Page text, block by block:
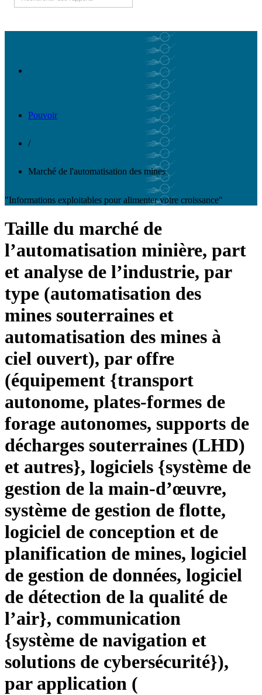
Pouvoir
/
Marché de l'automatisation des mines
"Informations exploitables pour alimenter votre croissance"
Taille du marché de
l’automatisation minière, part
et analyse de l’industrie, par
type (automatisation des
mines souterraines et
automatisation des mines à
ciel ouvert), par offre
(équipement {transport
autonome, plates-formes de
forage autonomes, supports de
décharges souterraines (LHD)
et autres}, logiciels {système de
gestion de la main-d’œuvre,
système de gestion de flotte,
logiciel de conception et de
planification de mines, logiciel
de gestion de données, logiciel
de détection de la qualité de
l’air}, communication
{système de navigation et
solutions de cybersécurité}),
par application (